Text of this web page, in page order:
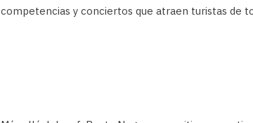
competencias y conciertos que atraen turistas de